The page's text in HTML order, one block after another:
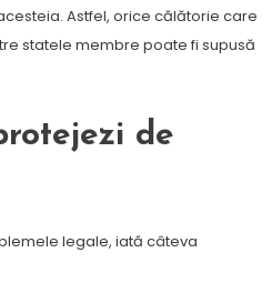
Astfel, orice călătorie care
statele membre poate fi supusă
de
legale, iată câteva